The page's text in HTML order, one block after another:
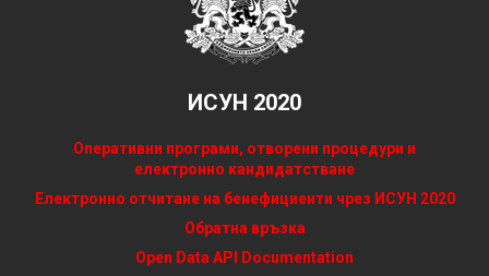
ИСУН 2020
Оперативни програми, отворени процедури и
електронно кандидатстване
Електронно отчитане на бенефициенти чрез ИСУН 2020
Обратна връзка
Open Data API Documentation